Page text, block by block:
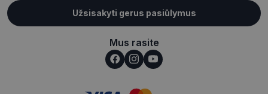
Užsisakyti gerus pasiūlymus
Mus rasite
Cloudflare Inc.
.icanhazip.com